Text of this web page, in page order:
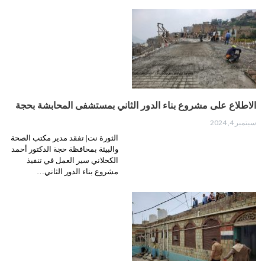
الاطلاع على مشروع بناء الدور الثاني بمستشفى المحابشة بحجة
سبتمبر 4, 2024
الثورة نت| تفقد مدير مكتب الصحة
والبيئة بمحافظة حجة الدكتور أحمد
الكحلاني سير العمل في تنفيذ
مشروع بناء الدور الثاني…